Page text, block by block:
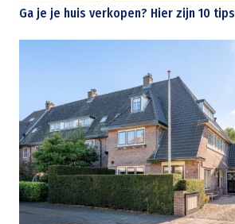
Ga je je huis verkopen? Hier zijn 10 tips